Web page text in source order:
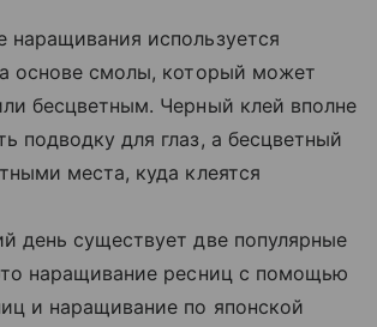
наращивания используется
основе смолы, который может
бесцветным. Черный клей вполне
подводку для глаз, а бесцветный
места, куда клеятся
день существует две популярные
наращивание ресниц с помощью
и наращивание по японской